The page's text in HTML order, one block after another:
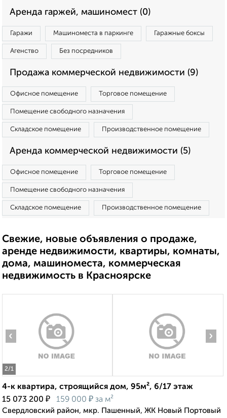
Аренда гаржей, машиномест (0)
Гаражи Машиноместа в паркинге Гаражные боксы
Агенство Без посредников
Продажа коммерческой недвижимости (9)
Офисное помещение Торговое помещение
Помещение свободного назначения
Складское помещение Производственное помещение
Аренда коммерческой недвижимости (5)
Офисное помещение Торговое помещение
Помещение свободного назначения
Складское помещение Производственное помещение
Свежие, новые объявления о продаже,
аренде недвижимости, квартиры, комнаты,
дома, машиноместа, коммерческая
недвижимость в Красноярске
2/1
‹ ›
4-к квартира, строящийся дом, 95м², 6/17 этаж
15 073 200 ₽ 159 000 ₽ за м²
Свердловский район, мкр. Пашенный, ЖК Новый Портовый